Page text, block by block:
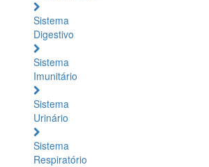
Sistema
Digestivo
Sistema
Imunitário
Sistema
Urinário
Sistema
Respiratório